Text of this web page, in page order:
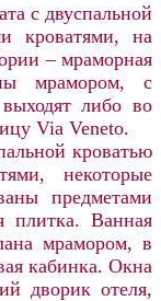
с двуспальной
кроватями, на
– мраморная
мрамором, с
либо во
Via Veneto.
кроватью
некоторые
предметами
плитка. Ванная
мрамором, в
кабинка. Окна
дворик отеля,